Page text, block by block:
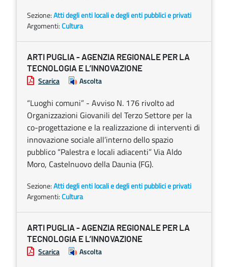
Sezione:Atti degli enti locali e degli enti pubblici e privati
Argomenti:Cultura
ARTI PUGLIA - AGENZIA REGIONALE PER LA
TECNOLOGIA E L’INNOVAZIONE
Scarica Ascolta
“Luoghi comuni” - Avviso N. 176 rivolto ad
Organizzazioni Giovanili del Terzo Settore per la
co-progettazione e la realizzazione di interventi di
innovazione sociale all’interno dello spazio
pubblico “Palestra e locali adiacenti” Via Aldo
Moro, Castelnuovo della Daunia (FG).
Sezione:Atti degli enti locali e degli enti pubblici e privati
Argomenti:Cultura
ARTI PUGLIA - AGENZIA REGIONALE PER LA
TECNOLOGIA E L’INNOVAZIONE
Scarica Ascolta